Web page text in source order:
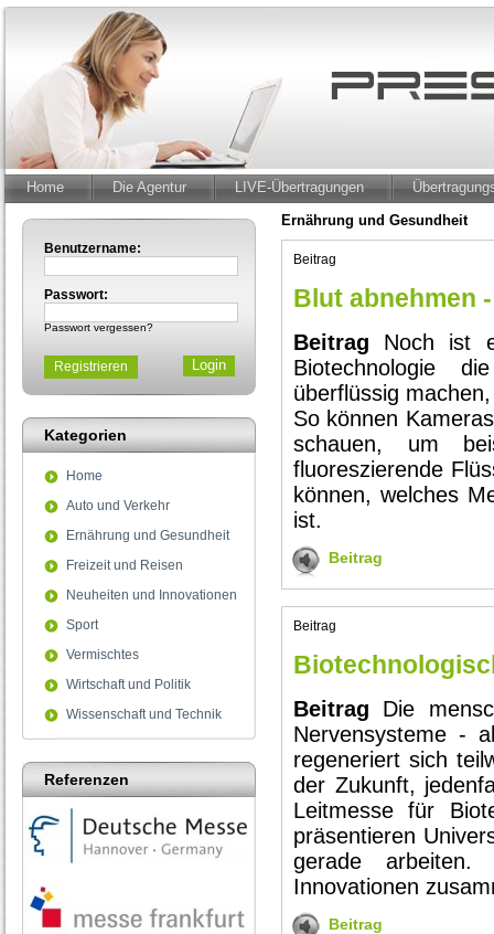
Home Die Agentur LIVE-Übertragungen
Benutzername:
Passwort:
Passwort vergessen?
Registrieren
Kategorien
Home
Auto und Verkehr
Ernährung und Gesundheit
Freizeit und Reisen
Neuheiten und Innovationen
Sport
Vermischtes
Wirtschaft und Politik
Wissenschaft und Technik
Referenzen
Ernährung und Gesundheit
Beitrag
Blut abnehmen
Beitrag Noch ist
Biotechnologie
überflüssig
So können
schauen, um
fluoreszierende
können, welches
ist.
Beitrag
Beitrag
Beitrag Die
Nervensysteme -
regeneriert sich
der Zukunft,
Leitmesse für
präsentieren
gerade
Innovationen
Beitrag